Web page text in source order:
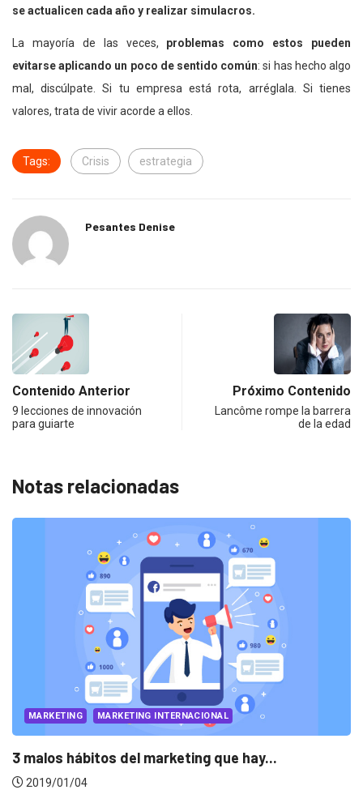
se actualicen cada año y realizar simulacros.
La mayoría de las veces, problemas como estos pueden
evitarse aplicando un poco de sentido común: si has hecho algo
mal, discúlpate. Si tu empresa está rota, arréglala. Si tienes
valores, trata de vivir acorde a ellos.
Tags: Crisis estrategia
Pesantes Denise
Contenido Anterior
9 lecciones de innovación
para guiarte
Próximo Contenido
Lancôme rompe la barrera
de la edad
Notas relacionadas
MARKETING MARKETING INTERNACIONAL
7 tendencias que tu estrategia en redes...
2018/11/23